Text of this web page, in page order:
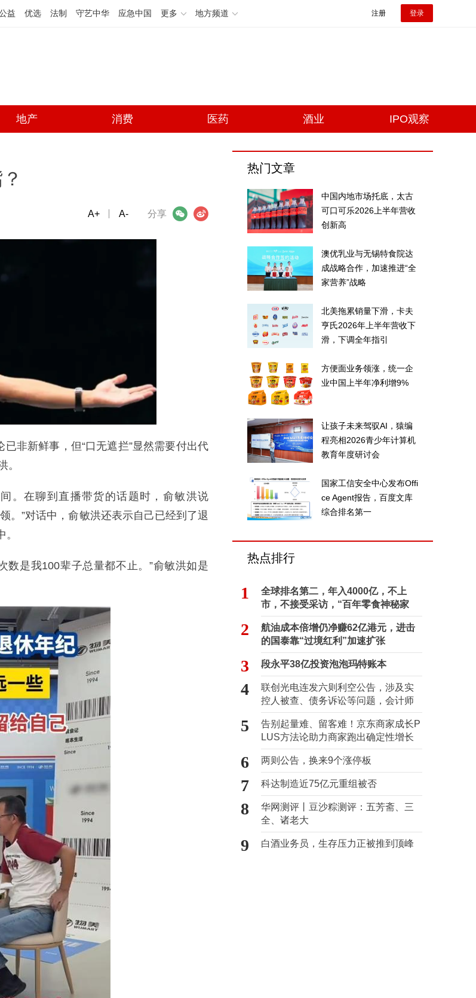
益 优选 法制 守艺中华 应急中国 更多 地方频道 注册 登录
地产 消费 医药 酒业 IPO观察
分享
微信 微博
A+ A-
非新鲜事，但“口无遮拦”显然需要付出代
。
。在聊到直播带货的话题时，俞敏洪说
。”对话中，俞敏洪还表示自己已经到了退
数是我100辈子总量都不止。”俞敏洪如是
热门文章
中国内地市场托底，太古
可口可乐2026上半年营收
创新高
澳优乳业与无锡特食院达
成战略合作，加速推进“全
家营养”战略
北美拖累销量下滑，卡夫
亨氏2026年上半年营收下
滑，下调全年指引
方便面业务领涨，统一企
业中国上半年净利增9%
让孩子未来驾驭AI，猿编
程亮相2026青少年计算机
教育年度研讨会
国家工信安全中心发布Offi
ce Agent报告，百度文库
综合排名第一
热点排行
1
全球排名第二，年入4000亿，不上
市，不接受采访，“百年零食神秘家
族”浮出水面？
2
航油成本倍增仍净赚62亿港元，进击
的国泰靠“过境红利”加速扩张
3 段永平38亿投资泡泡玛特账本
4
联创光电连发六则利空公告，涉及实
控人被查、债务诉讼等问题，会计师
事务所曾出具“保留意见”
5
告别起量难、留客难！京东商家成长P
LUS方法论助力商家跑出确定性增长
路径
6 两则公告，换来9个涨停板
7 科达制造近75亿元重组被否
8
华网测评丨豆沙粽测评：五芳斋、三
全、诸老大
9 白酒业务员，生存压力正被推到顶峰